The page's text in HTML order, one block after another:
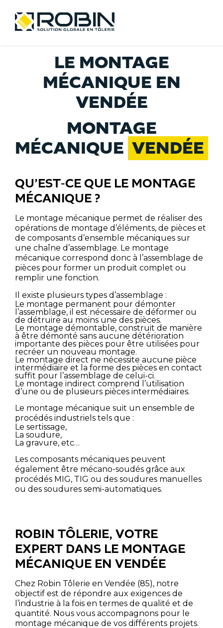
content
ACCUEIL
NOTRE SAVOIR-FAIRE
VOTRE SOLUTION GLOBALE
NOS ENGAGEMENTS QUALITÉ
NOTRE CAPACITÉ DE PRODUCTION
NOS SECTEURS D’ACTIVITÉ
CONTACT ET DEVIS
LE MONTAGE
MÉCANIQUE EN
VENDÉE
MONTAGE
MÉCANIQUE VENDÉE
QU’EST-CE QUE LE MONTAGE
MÉCANIQUE ?
Le montage mécanique permet de réaliser des
opérations de montage d’éléments, de pièces et
de composants d’ensemble mécaniques sur
une chaîne d’assemblage. Le montage
mécanique correspond donc à l’assemblage de
pièces pour former un produit complet ou
remplir une fonction.
Il existe plusieurs types d’assemblage :
Le montage permanent pour démonter
l’assemblage, il est nécessaire de déformer ou
de détruire au moins une des pièces.
Le montage démontable, construit de manière
à être démonté sans aucune détérioration
importante des pièces pour être utilisées pour
recréer un nouveau montage.
Le montage direct ne nécessite aucune pièce
intermédiaire et la forme des pièces en contact
suffit pour l’assemblage de celui-ci.
Le montage indirect comprend l’utilisation
d’une ou de plusieurs pièces intermédiaires.
Le montage mécanique suit un ensemble de
procédés industriels tels que :
Le sertissage,
La soudure,
La gravure, etc…
Les composants mécaniques peuvent
également être mécano-soudés grâce aux
procédés MIG, TIG ou des soudures manuelles
ou des soudures semi-automatiques.
ROBIN TÔLERIE, VOTRE
EXPERT DANS LE MONTAGE
MÉCANIQUE EN VENDÉE
Chez Robin Tôlerie en Vendée (85), notre
objectif est de répondre aux exigences de
l’industrie à la fois en termes de qualité et de
quantité. Nous vous accompagnons pour le
montage mécanique de vos différents projets.